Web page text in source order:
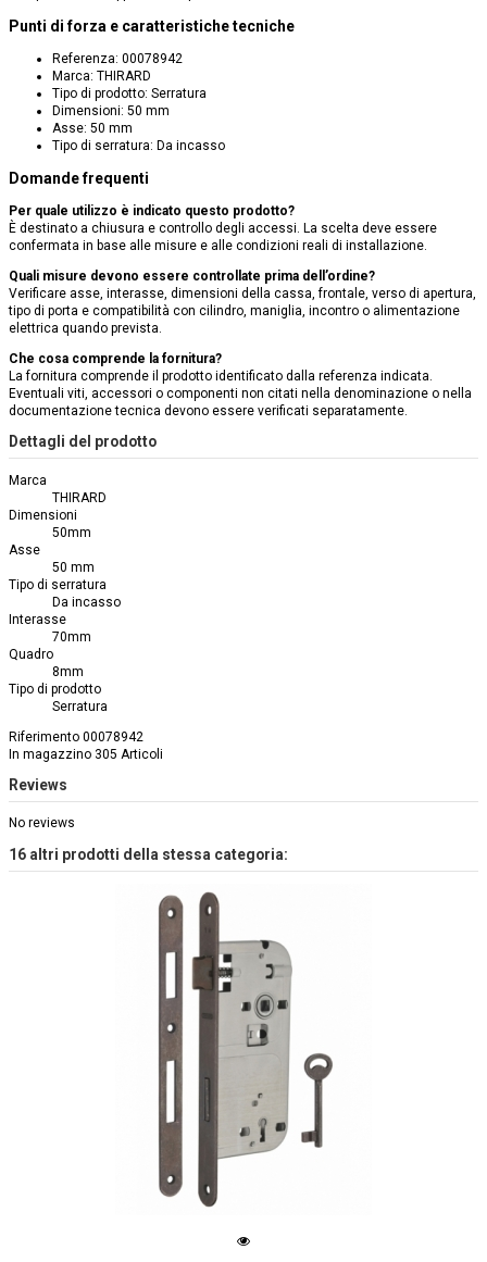
Punti di forza e caratteristiche tecniche
Referenza: 00078942
Marca: THIRARD
Tipo di prodotto: Serratura
Dimensioni: 50 mm
Asse: 50 mm
Tipo di serratura: Da incasso
Domande frequenti
Per quale utilizzo è indicato questo prodotto?
È destinato a chiusura e controllo degli accessi. La scelta deve essere
confermata in base alle misure e alle condizioni reali di installazione.
Quali misure devono essere controllate prima dell’ordine?
Verificare asse, interasse, dimensioni della cassa, frontale, verso di apertura,
tipo di porta e compatibilità con cilindro, maniglia, incontro o alimentazione
elettrica quando prevista.
Che cosa comprende la fornitura?
La fornitura comprende il prodotto identificato dalla referenza indicata.
Eventuali viti, accessori o componenti non citati nella denominazione o nella
documentazione tecnica devono essere verificati separatamente.
Dettagli del prodotto
Marca
THIRARD
Dimensioni
50mm
Asse
50 mm
Tipo di serratura
Da incasso
Interasse
70mm
Quadro
8mm
Tipo di prodotto
Serratura
Riferimento 00078942
In magazzino 305 Articoli
Reviews
No reviews
16 altri prodotti della stessa categoria: